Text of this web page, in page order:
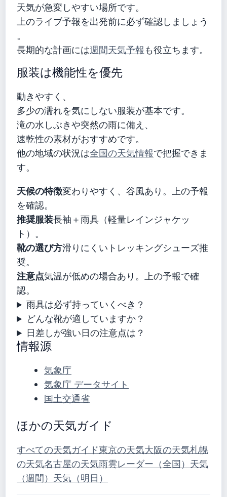
天気が急変しやすい場所です。
上のライブ予報を出発前に必ず確認しましょう
。
長期的な計画には週間天気予報 も役立ちます。
服装は機能性を優先
動きやすく、
多少の濡れを気にしない服装が基本です。
滝の水しぶきや突然の雨に備え、
速乾性の素材がおすすめです。
他の地域の状況は全国の天気情報で把握できま
す。
天候の特徴変わりやすく、谷風あり。上の予報
を確認。
推奨服装長袖＋雨具（軽量レインジャケッ
ト）。
靴の選び方滑りにくいトレッキングシューズ推
奨。
注意点気温が低めの場合あり。上の予報で確
認。
雨具は必ず持っていくべき？
どんな靴が適していますか？
日差しが強い日の注意点は？
情報源
気象庁
気象庁 データサイト
国土交通省
ほかの天気ガイド
すべての天気ガイド東京の天気大阪の天気札幌
の天気名古屋の天気雨雲レーダー（全国） 天気
（週間） 天気（明日）